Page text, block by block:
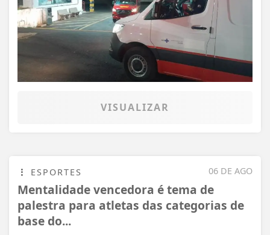
VISUALIZAR
06 DE AGO
ESPORTES
Mentalidade vencedora é tema de
palestra para atletas das categorias de
base do...